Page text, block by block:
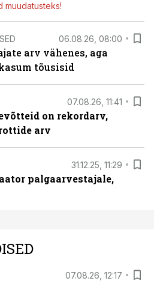
muudatusteks!
06.08.26, 08:00
arv vähenes, aga
tõusisid
07.08.26, 11:41
on rekordarv,
arv
31.12.25, 11:29
palgaarvestajale,
07.08.26, 12:17